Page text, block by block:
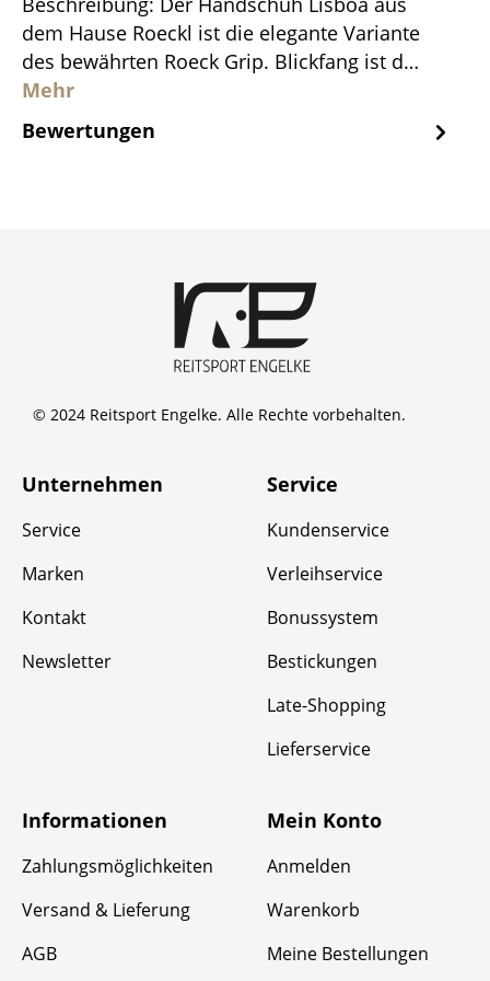
dem Hause Roeckl ist die elegante Variante
des bewährten Roeck Grip. Blickfang ist d…
Mehr
Bewertungen
© 2024 Reitsport Engelke. Alle Rechte vorbehalten.
Unternehmen
Service
Marken
Kontakt
Newsletter
Service
Kundenservice
Verleihservice
Bonussystem
Bestickungen
Late-Shopping
Lieferservice
Informationen
Zahlungsmöglichkeiten
Versand & Lieferung
AGB
Mein Konto
Anmelden
Warenkorb
Meine Bestellungen